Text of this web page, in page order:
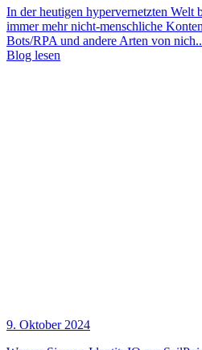
In der heutigen hypervernetzten Welt
immer mehr nicht-menschliche
Bots/RPA und andere Arten von
Blog lesen
9. Oktober 2024